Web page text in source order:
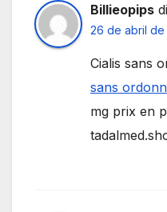
Billieopips
26 de abril de
Cialis sans
sans
mg prix en